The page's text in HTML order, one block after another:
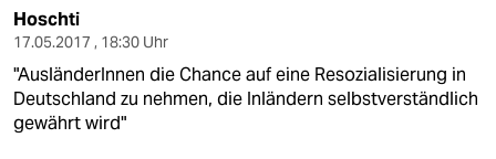
Hoschti
17.05.2017 , 18:30 Uhr
"AusländerInnen die Chance auf eine Resozialisierung in
Deutschland zu nehmen, die Inländern selbstverständlich
gewährt wird"